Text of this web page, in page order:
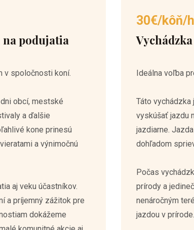
podujatia
v spoločnosti koní.
obcí, mestské
a ďalšie
kone prinesú
a výnimočnú
aj veku účastníkov.
a príjemný zážitok pre
dokážeme
30€/kôň/
Ideálna voľba
Táto vychádzka
vyskúšať jazdu
jazdiarne.
dohľadom
Počas
prírody a
nenáročným
jazdou v prírode.